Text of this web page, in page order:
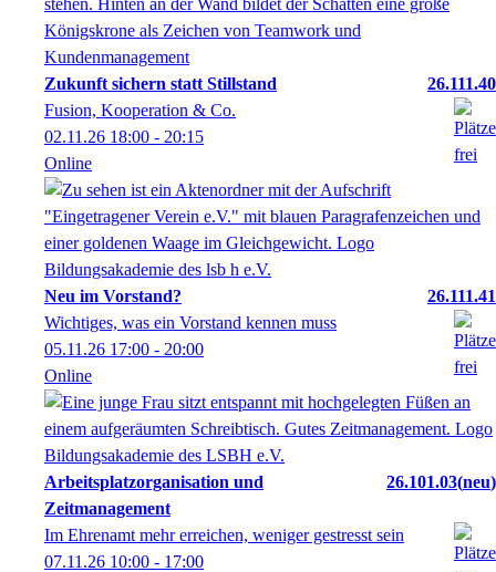
Zukunft sichern statt Stillstand
26.111.40
Fusion, Kooperation & Co.
02.11.26 18:00 - 20:15
Online
Neu im Vorstand?
26.111.41
Wichtiges, was ein Vorstand kennen muss
05.11.26 17:00 - 20:00
Online
Arbeitsplatzorganisation und
Zeitmanagement
26.101.03 neu
Im Ehrenamt mehr erreichen, weniger gestresst sein
07.11.26 10:00 - 17:00